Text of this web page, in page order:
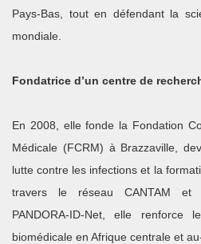
Pays-Bas, tout en défendant la
mondiale.
Fondatrice d’un centre de
En 2008, elle fonde la Fondation
Médicale (FCRM) à Brazzaville,
lutte contre les infections et la
travers le réseau CANTAM et
PANDORA‑ID‑Net, elle renforce
biomédicale en Afrique centrale et